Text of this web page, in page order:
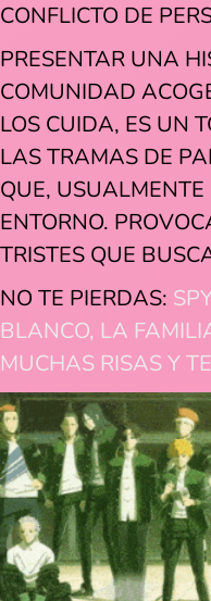
CONFLICTO DE
PRESENTAR UNA
COMUNIDAD
LOS CUIDA, ES UN
LAS TRAMAS DE
QUE,
ENTORNO.
TRISTES QUE
NO TE PIERDAS:
BLANCO, LA
MUCHAS RISAS Y